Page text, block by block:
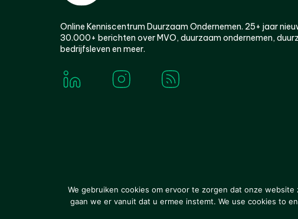
Online Kenniscentrum Duurzaam Ondernemen. 25+ jaar
30.000+ berichten over MVO, duurzaam ondernemen,
bedrijfsleven en meer.
© 2000-2026 Van der Molen EIS Colofon Disclaimer
We gebruiken cookies om ervoor te zorgen dat onze
gaan we er vanuit dat u ermee instemt. We use cookies to